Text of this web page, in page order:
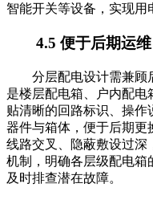
智能开关等设备，实现用
4.5 便于后期运
分层配电设计需兼顾
是楼层配电箱、户内配电
贴清晰的回路标识、操作
器件与箱体，便于后期更
线路交叉、隐蔽敷设过深
机制，明确各层级配电箱
及时排查潜在故障。